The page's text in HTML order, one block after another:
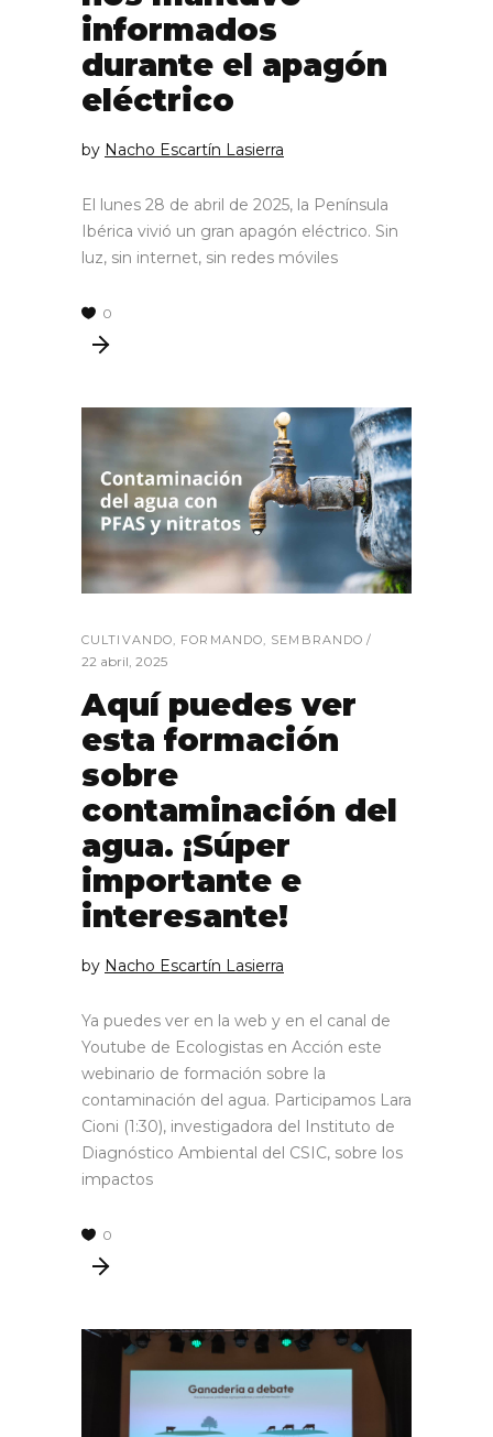
informados
durante el apagón
eléctrico
by Nacho Escartín Lasierra
El lunes 28 de abril de 2025, la Península
Ibérica vivió un gran apagón eléctrico. Sin
luz, sin internet, sin redes móviles
0
CULTIVANDO FORMANDO SEMBRANDO
22 abril, 2025
Aquí puedes ver
esta formación
sobre
contaminación del
agua. ¡Súper
importante e
interesante!
by Nacho Escartín Lasierra
Ya puedes ver en la web y en el canal de
Youtube de Ecologistas en Acción este
webinario de formación sobre la
contaminación del agua. Participamos Lara
Cioni (1:30), investigadora del Instituto de
Diagnóstico Ambiental del CSIC, sobre los
impactos
0